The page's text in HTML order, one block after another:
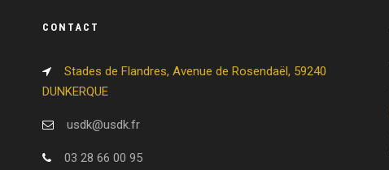
CONTACT
Stades de Flandres, Avenue de Rosendaël, 59240
DUNKERQUE
usdk@usdk.fr
03 28 66 00 95